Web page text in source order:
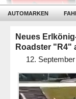
AUTOMARKEN
Neues
Roadster "R4"
12.